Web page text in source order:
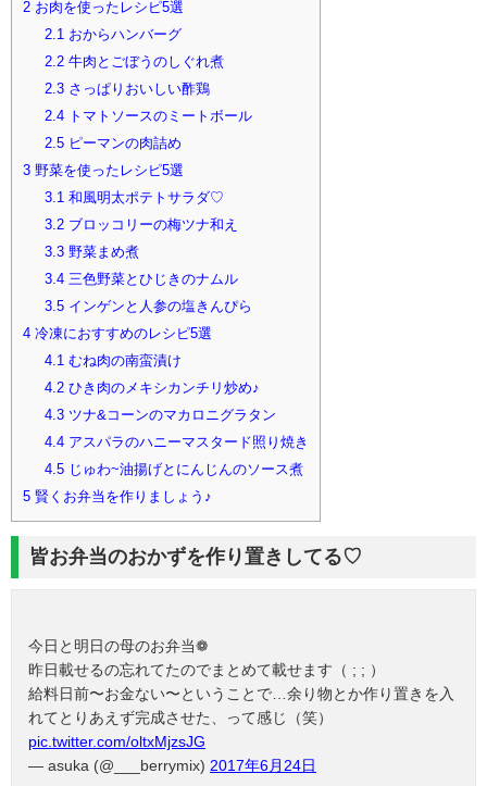
2 お肉を使ったレシピ5選
2.1 おからハンバーグ
2.2牛肉とごぼうのしぐれ煮
2.3さっぱりおいしい酢鶏
2.4トマトソースのミートボール
2.5ピーマンの肉詰め
3 野菜を使ったレシピ5選
3.1 和風明太ポテトサラダ♡
3.2ブロッコリーの梅ツナ和え
3.3野菜まめ煮
3.4三色野菜とひじきのナムル
3.5インゲンと人参の塩きんぴら
4 冷凍におすすめのレシピ5選
4.1 むね肉の南蛮漬け
4.2ひき肉のメキシカンチリ炒め♪
4.3ツナ&コーンのマカロニグラタン
4.4アスパラのハニーマスタード照り焼き
4.5じゅわ~油揚げとにんじんのソース煮
5 賢くお弁当を作りましょう♪
皆お弁当のおかずを作り置きしてる♡
今日と明日の母のお弁当❁
昨日載せるの忘れてたのでまとめて載せます（ ; ; ）
給料日前〜お金ない〜ということで…余り物とか作り置きを入
れてとりあえず完成させた、って感じ（笑）
pic.twitter.com/oltxMjzsJG
— asuka (@___berrymix) 2017年6月24日